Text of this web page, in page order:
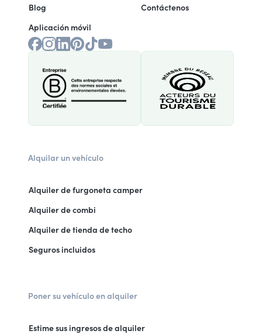
Blog
Aplicación móvil
Contáctenos
Alquilar un vehículo
Alquiler de furgoneta camper
Alquiler de combi
Alquiler de tienda de techo
Seguros incluidos
Poner su vehículo en alquiler
Estime sus ingresos de alquiler